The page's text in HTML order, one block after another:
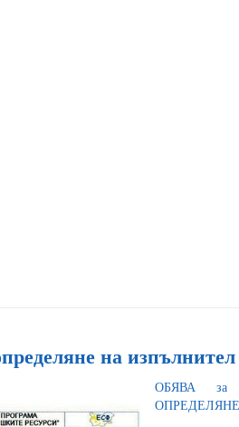
на изпълнител
ОБЯВА